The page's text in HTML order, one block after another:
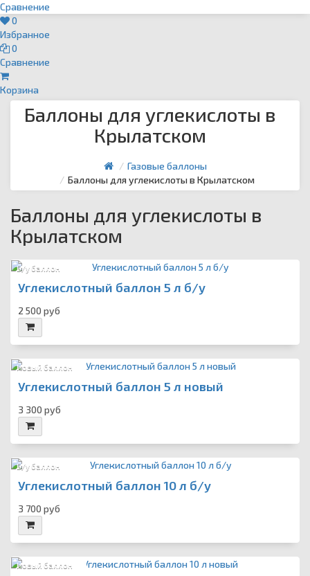
Сравнение
0
Избранное
0
Сравнение
Корзина
Баллоны для углекислоты в
Крылатском
Газовые баллоны
Баллоны для углекислоты в Крылатском
Баллоны для углекислоты в
Крылатском
Б/у баллон
Углекислотный баллон 5 л б/у
2 500 руб
Новый баллон
Углекислотный баллон 5 л новый
3 300 руб
Б/у баллон
Углекислотный баллон 10 л б/у
3 700 руб
Новый баллон